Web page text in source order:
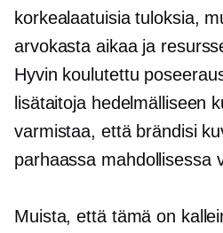
korkealaatuisiatuloksia,
arvokasta aikaa ja
Hyvin koulutettu
lisätaitoja hedelmälliseen
varmistaa, että brändisi
parhaassa mahdollisessa
Muista, että tämä on